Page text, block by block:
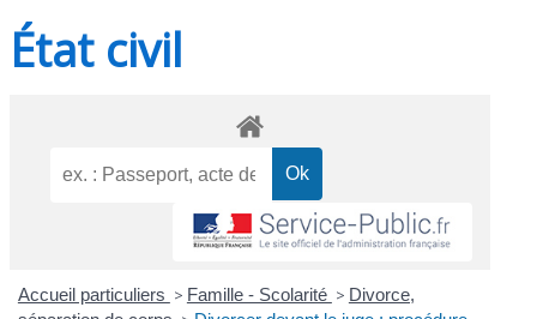
État civil
Accueil particuliers > Famille - Scolarité > Divorce,